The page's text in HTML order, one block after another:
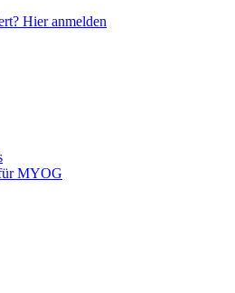
Hier anmelden
MYOG